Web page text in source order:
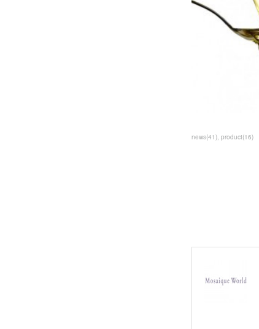
news(41) product(16)